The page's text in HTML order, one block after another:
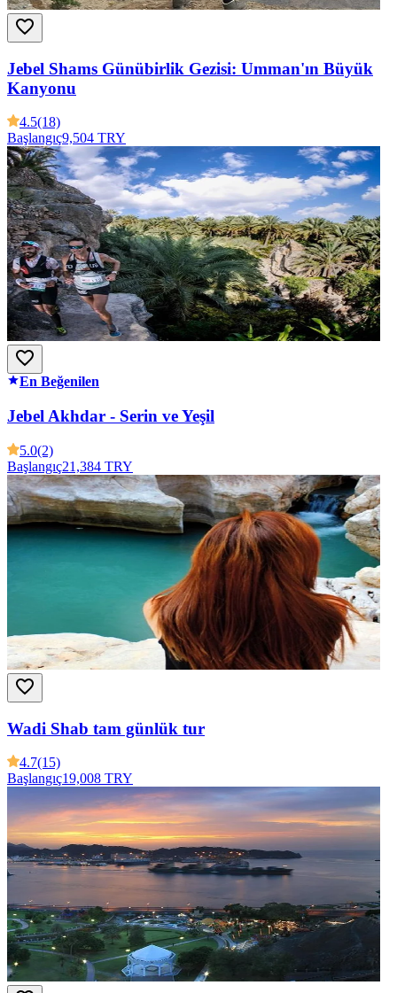
Jebel Shams Günübirlik Gezisi: Umman'ın Büyük
Kanyonu
4.5(18)
Başlangıç9,504 TRY
En Beğenilen
Jebel Akhdar - Serin ve Yeşil
5.0(2)
Başlangıç21,384 TRY
Wadi Shab tam günlük tur
4.7(15)
Başlangıç19,008 TRY